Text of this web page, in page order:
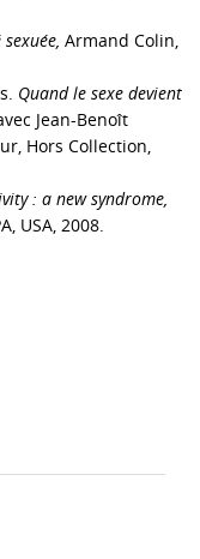
Armand Colin,
Quand le sexe devient
Jean-Benoît
Hors Collection,
: a new syndrome,
USA, 2008.